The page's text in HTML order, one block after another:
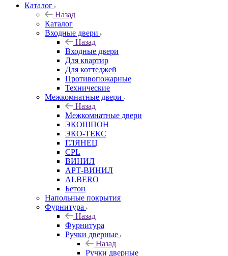
Каталог
Назад
Каталог
Входные двери
Назад
Входные двери
Для квартир
Для коттеджей
Противопожарные
Технические
Межкомнатные двери
Назад
Межкомнатные двери
ЭКОШПОН
ЭКО-ТЕКС
ГЛЯНЕЦ
CPL
ВИНИЛ
АРТ-ВИНИЛ
ALBERO
Бетон
Напольные покрытия
Фурнитура
Назад
Фурнитура
Ручки дверные
Назад
Ручки дверные